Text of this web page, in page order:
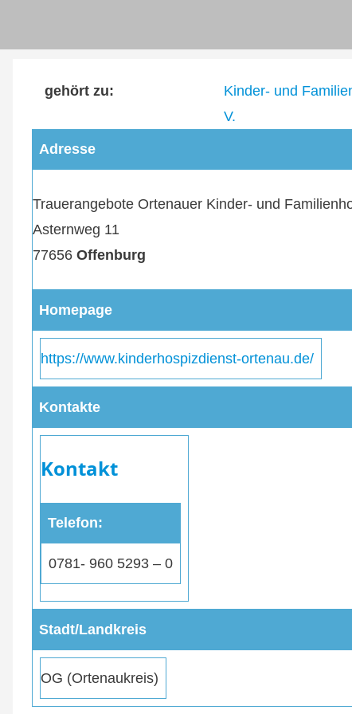
gehört zu
Kinder- und
V.
Adresse
Trauerangebote Ortenauer Kinder- und
Asternweg 11
77656 Offenburg
Homepage
https://www.kinderhospizdienst-ortenau.de/
Kontakte
Kontakt
Telefon
0781- 960 5293 – 0
Stadt/Landkreis
OG (Ortenaukreis)